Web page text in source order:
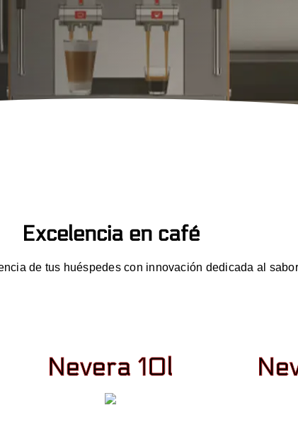
Hoteleria
Máquinas para Oficinas
(O.C.S)
Excelencia en café
de tus huéspedes con innovación dedicada al
Nevera 10l